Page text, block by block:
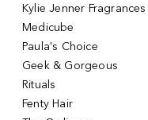
Kylie Jenner Fragrances
Medicube
Paula's Choice
Geek & Gorgeous
Rituals
Fenty Hair